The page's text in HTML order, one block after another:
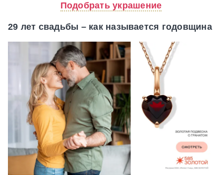
Подобрать украшение
29 лет свадьбы – как называется годовщина